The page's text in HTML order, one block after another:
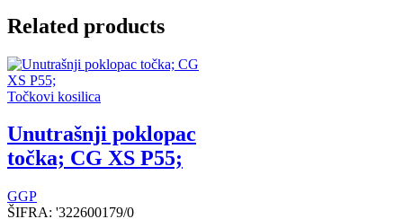
Related products
Točkovi kosilica
Unutrašnji poklopac
točka; CG XS P55;
GGP
ŠIFRA: '322600179/0